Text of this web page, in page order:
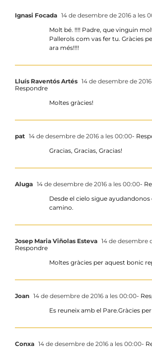
Ignasi Focada 14 de desembre de 2016 a les
Molt bé. !!!! Padre, que vinguin
Pallerols com vas fer tu. Gràcies
ara més!!!!
Lluís Raventós Artés 14 de desembre de
Respondre
Moltes gràcies!
pat 14 de desembre de 2016 a les 00:00-
Gracias, Gracias, Gracias!
Aluga 14 de desembre de 2016 a les 00:00-
Desde el cielo sigue
camino.
Josep Maria Viñolas Esteva 14 de desembre
Respondre
Moltes gràcies per aquest bonic
Joan 14 de desembre de 2016 a les 00:00-
Es reuneix amb el Pare.Gràcies
Conxa 14 de desembre de 2016 a les 00:00-